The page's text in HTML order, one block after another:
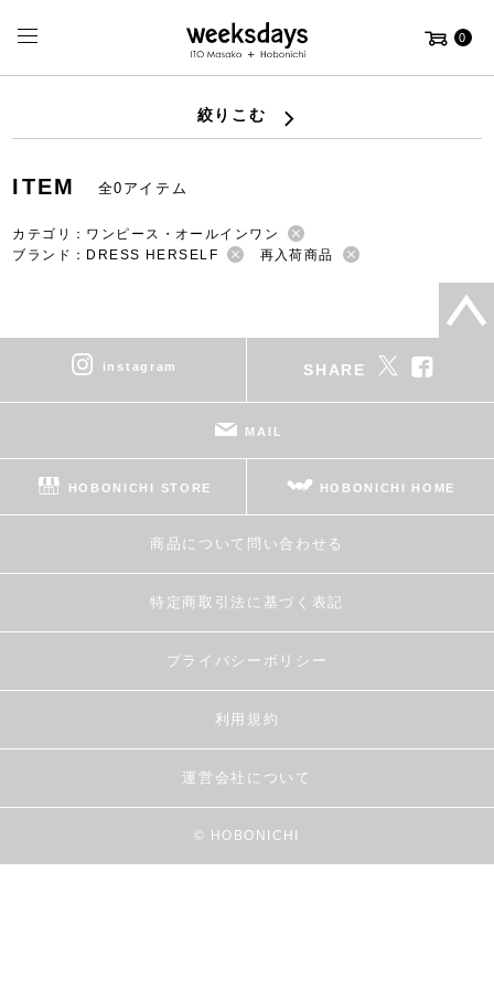
0
絞りこむ
ITEM 全0アイテム
カテゴリ：ワンピース・オールインワン
ブランド：DRESS HERSELF
再入荷商品
instagram SHARE
MAIL
HOBONICHI STORE HOBONICHI HOME
商品について問い合わせる
特定商取引法に基づく表記
プライバシーポリシー
利用規約
運営会社について
© HOBONICHI